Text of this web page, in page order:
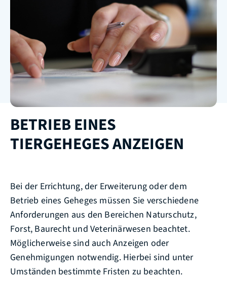
BETRIEB EINES
TIERGEHEGES ANZEIGEN
Bei der Errichtung, der Erweiterung oder dem
Betrieb eines Geheges müssen Sie verschiedene
Anforderungen aus den Bereichen Naturschutz,
Forst, Baurecht und Veterinärwesen beachtet.
Möglicherweise sind auch Anzeigen oder
Genehmigungen notwendig. Hierbei sind unter
Umständen bestimmte Fristen zu beachten.